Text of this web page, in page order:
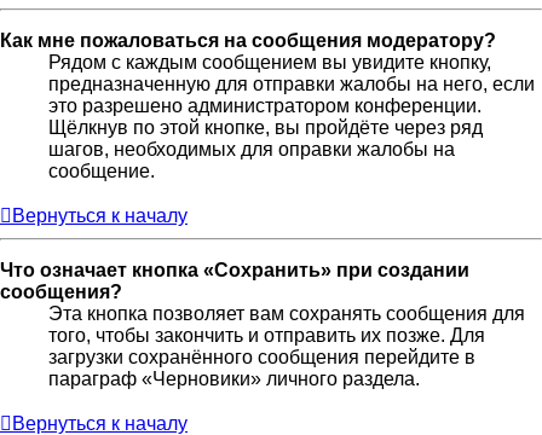
Как мне пожаловаться на сообщения модератору?
Рядом с каждым сообщением вы увидите кнопку,
предназначенную для отправки жалобы на него, если
это разрешено администратором конференции.
Щёлкнув по этой кнопке, вы пройдёте через ряд
шагов, необходимых для оправки жалобы на
сообщение.
Вернуться к началу
Что означает кнопка «Сохранить» при создании
сообщения?
Эта кнопка позволяет вам сохранять сообщения для
того, чтобы закончить и отправить их позже. Для
загрузки сохранённого сообщения перейдите в
параграф «Черновики» личного раздела.
Вернуться к началу